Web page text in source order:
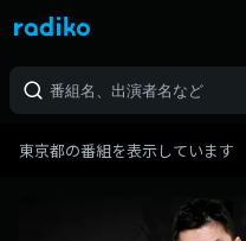
東京都の番組を表示しています